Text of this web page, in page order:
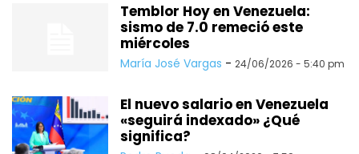
Temblor Hoy en Venezuela:
sismo de 7.0 remeció este
miércoles
María José Vargas - 24/06/2026 - 5:40 pm
El nuevo salario en Venezuela
«seguirá indexado» ¿Qué
significa?